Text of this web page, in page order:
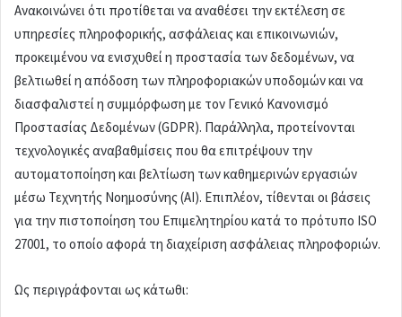
Ανακοινώνει ότι προτίθεται να αναθέσει την εκτέλεση σε
υπηρεσίες πληροφορικής, ασφάλειας και επικοινωνιών,
προκειμένου να ενισχυθεί η προστασία των δεδομένων, να
βελτιωθεί η απόδοση των πληροφοριακών υποδομών και να
διασφαλιστεί η συμμόρφωση με τον Γενικό Κανονισμό
Προστασίας Δεδομένων (GDPR). Παράλληλα, προτείνονται
τεχνολογικές αναβαθμίσεις που θα επιτρέψουν την
αυτοματοποίηση και βελτίωση των καθημερινών εργασιών
μέσω Τεχνητής Νοημοσύνης (AI). Επιπλέον, τίθενται οι βάσεις
για την πιστοποίηση του Επιμελητηρίου κατά το πρότυπο ISO
27001, το οποίο αφορά τη διαχείριση ασφάλειας πληροφοριών.
Ως περιγράφονται ως κάτωθι: